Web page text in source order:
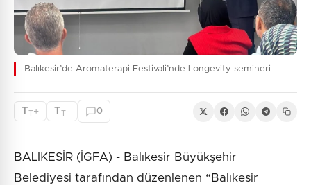
Balıkesir’de Aromaterapi Festivali’nde Longevity semineri
TT+ TT - 0
BALIKESİR (İGFA) - Balıkesir Büyükşehir
Belediyesi tarafından düzenlenen “Balıkesir